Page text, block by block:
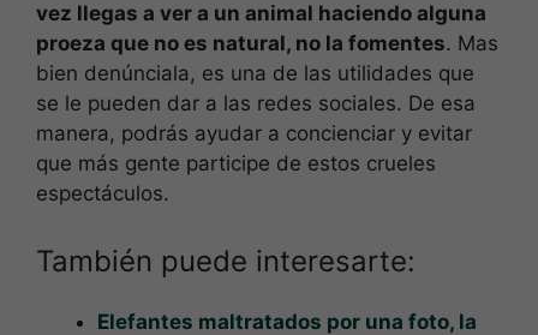
vez llegas a ver a un animal haciendo alguna
proeza que no es natural, no la fomentes. Mas
bien denúnciala, es una de las utilidades que
se le pueden dar a las redes sociales. De esa
manera, podrás ayudar a concienciar y evitar
que más gente participe de estos crueles
espectáculos.
También puede interesarte:
Elefantes maltratados por una foto, la